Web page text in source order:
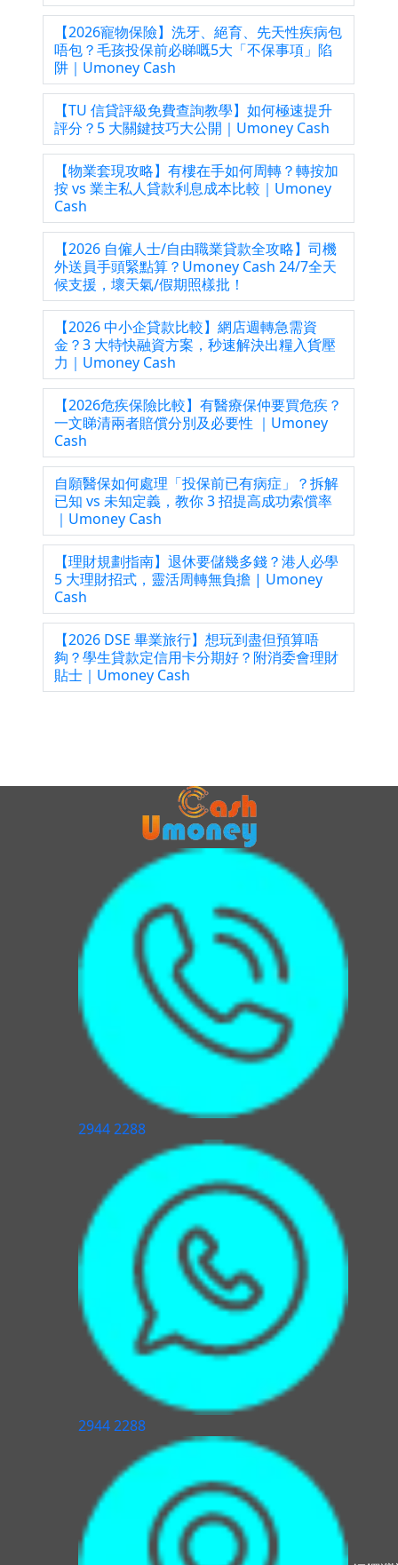
【2026寵物保險】洗牙、絕育、先天性疾病包
唔包？毛孩投保前必睇嘅5大「不保事項」陷
阱｜Umoney Cash
【TU 信貸評級免費查詢教學】如何極速提升
評分？5 大關鍵技巧大公開｜Umoney Cash
【物業套現攻略】有樓在手如何周轉？轉按加
按 vs 業主私人貸款利息成本比較｜Umoney
Cash
【2026 自僱人士/自由職業貸款全攻略】司機
外送員手頭緊點算？Umoney Cash 24/7全天
候支援，壞天氣/假期照樣批！
【2026 中小企貸款比較】網店週轉急需資
金？3 大特快融資方案，秒速解決出糧入貨壓
力｜Umoney Cash
【2026危疾保險比較】有醫療保仲要買危疾？
一文睇清兩者賠償分別及必要性 ｜Umoney
Cash
自願醫保如何處理「投保前已有病症」？拆解
已知 vs 未知定義，教你 3 招提高成功索償率
｜Umoney Cash
【理財規劃指南】退休要儲幾多錢？港人必學
5 大理財招式，靈活周轉無負擔 | Umoney
Cash
【2026 DSE 畢業旅行】想玩到盡但預算唔
夠？學生貸款定信用卡分期好？附消委會理財
貼士｜Umoney Cash
2944 2288
2944 2288